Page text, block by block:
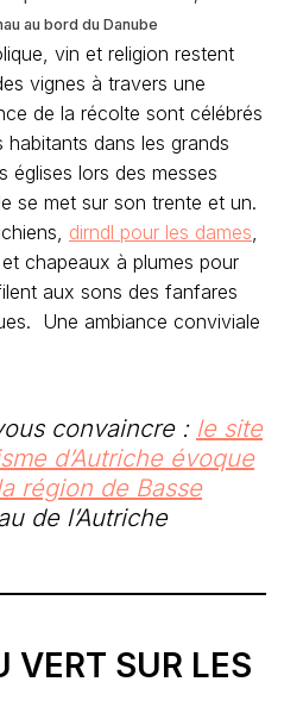
au bord du Danube
vin et religion restent
vignes à travers une
de la récolte sont célébrés
dans les grands
églises lors des messes
se met sur son trente et un.
dirndl pour les dames
chapeaux à plumes pour
aux sons des fanfares
Une ambiance conviviale
convaincre : le site
d’Autriche évoque
région de Basse
de l’Autriche
VERT SUR LES